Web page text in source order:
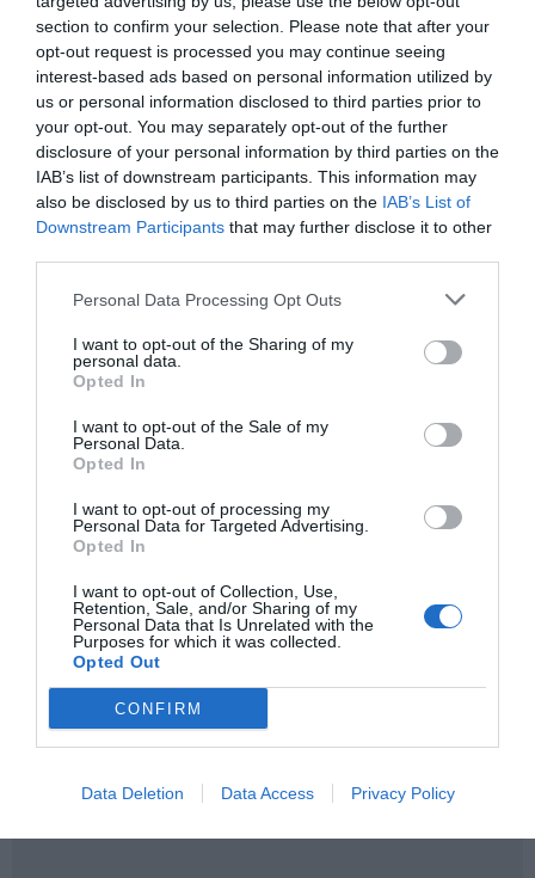
section to confirm your selection. Please note that after your
opt-out request is processed you may continue seeing
interest-based ads based on personal information utilized by
us or personal information disclosed to third parties prior to
your opt-out. You may separately opt-out of the further
disclosure of your personal information by third parties on the
IAB’s list of downstream participants. This information may
also be disclosed by us to third parties on the IAB’s List of
Downstream Participants that may further disclose it to other
Personal Data Processing Opt Outs
I want to opt-out of the Sharing of my
personal data.
Opted In
I want to opt-out of the Sale of my
Personal Data.
Opted In
I want to opt-out of processing my
Personal Data for Targeted Advertising.
Opted In
I want to opt-out of Collection, Use,
Retention, Sale, and/or Sharing of my
Personal Data that Is Unrelated with the
Purposes for which it was collected.
Opted Out
CONFIRM
Data Deletion Data Access Privacy Policy